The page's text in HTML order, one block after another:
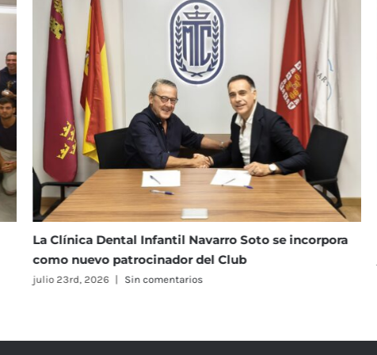
I Torneo Open Navarro Soto de Tenis
julio 23rd, 2026 | Sin comentarios